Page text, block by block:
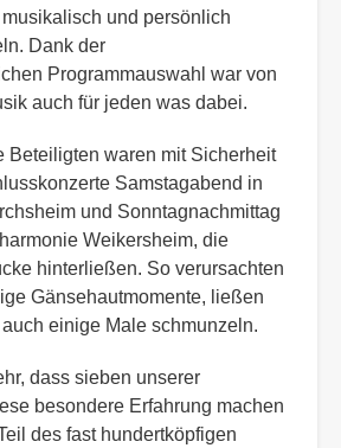
und persönlich
Dank der
Programmauswahl war von
auch für jeden was dabei.
Beteiligten waren mit Sicherheit
Samstagabend in
und Sonntagnachmittag
Weikersheim, die
hinterließen. So verursachten
Gänsehautmomente, ließen
einige Male schmunzeln.
dass sieben unserer
besondere Erfahrung machen
des fast hundertköpfigen